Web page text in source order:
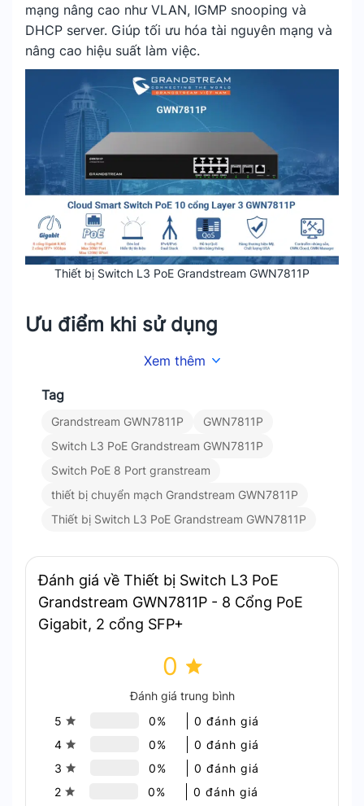
mạng nâng cao như VLAN, IGMP snooping và
DHCP server. Giúp tối ưu hóa tài nguyên mạng và
nâng cao hiệu suất làm việc.
Thiết bị Switch L3 PoE Grandstream GWN7811P
Ưu điểm khi sử dụng
Cấp nguồn linh hoạt:Với tổng công suất PoE
và cấp nguồn đồng thời cho camera an ninh.
Điểm phát WiFi và điện thoại IP trong các hệ
thống mạng doanh nghiệp.
Khả năng mở rộng vượt trội:
mang đến băng thông cao. Phù hợp cho các
doanh nghiệp có nhu cầu mở rộng hệ thống
trong tương lai.
diện web và nền tảng cloud. Cho phép người
dùng dễ dàng cấu hình và giám sát thiết bị từ
xa.
Ứng dụng thực tế Thiết bị Switch
L3 PoE Grandstream GWN7811P
Switch GWN7811P là giải pháp hoàn hảo cho các
môi trường cần kết nối và cấp nguồn đồng thời,
bao gồm:
Hệ thống an ninh: Kết nối và cấp nguồn cho
camera IP mà không cần sử dụng thêm
Xem thêm
Tag
Grandstream GWN7811P
GWN7811P
Switch L3 PoE Grandstream GWN7811P
Switch PoE 8 Port granstream
thiết bị chuyển mạch Grandstream GWN7811P
Thiết bị Switch L3 PoE Grandstream GWN7811P
Đánh giá về Thiết bị Switch L3 PoE
Grandstream GWN7811P - 8 Cổng PoE
Gigabit, 2 cổng SFP+
0
Đánh giá trung bình
5
0%
0 đánh giá
4
0%
0 đánh giá
3
0%
0 đánh giá
2
0%
0 đánh giá